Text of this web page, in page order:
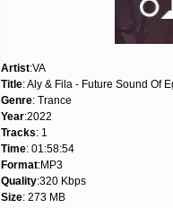
Artist:VA
Title: Aly & Fila - Future Sound Of
Genre: Trance
Year:2022
Tracks: 1
Time: 01:58:54
Format:MP3
Quality:320 Kbps
Size: 273 MB